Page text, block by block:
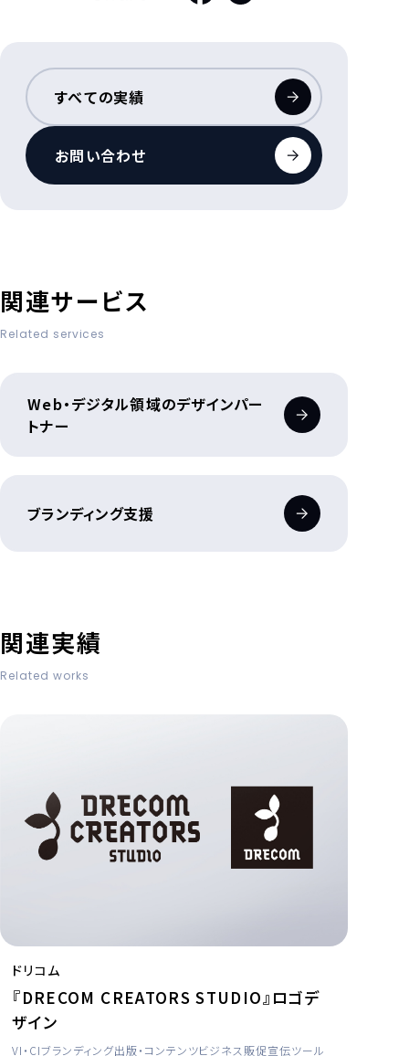
すべての実績
お問い合わせ
関連サービス
Related services
Web・デジタル領域のデザインパー
トナー
ブランディング支援
関連実績
Related works
ドリコム
『DRECOM CREATORS STUDIO』ロゴデ
ザイン
VI・CIブランディング出版・コンテンツビジネス 販促宣伝ツール